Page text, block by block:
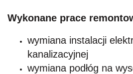
Wykonane prace
wymiana instalacji
kanalizacyjnej
wymiana podłóg na